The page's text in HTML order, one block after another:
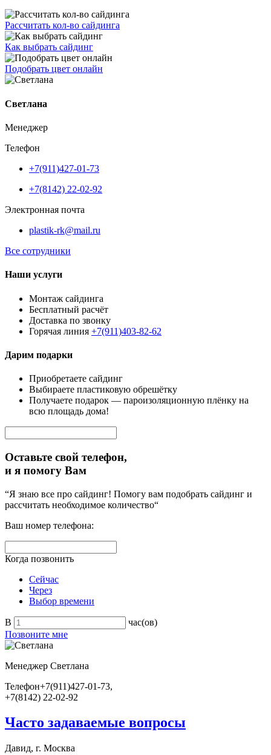
Рассчитать кол-во сайдинга
Как выбрать сайдинг
Подобрать цвет онлайн
Светлана
Менеджер
Телефон
+7(911)427-01-73
+7(8142) 22-02-92
Электронная почта
plastik-rk@mail.ru
Все сотрудники
Наши услуги
Монтаж сайдинга
Бесплатный расчёт
Доставка по звонку
Горячая линия +7(911)403-82-62
Дарим подарки
Приобретаете сайдинг
Выбираете пластиковую обрешётку
Получаете подарок — пароизоляционную плёнку на
всю площадь дома!
Оставьте свой телефон,
и я помогу Вам
“Я знаю все про сайдинг! Помогу вам подобрать сайдинг и
рассчитать необходимое количество“
Ваш номер телефона:
Когда позвонить
Сейчас
Через
Выбор времени
В
час(ов)
Позвоните мне
Менеджер Светлана
Телефон+7(911)427-01-73,
+7(8142) 22-02-92
Часто задаваемые вопросы
Давид, г. Москва